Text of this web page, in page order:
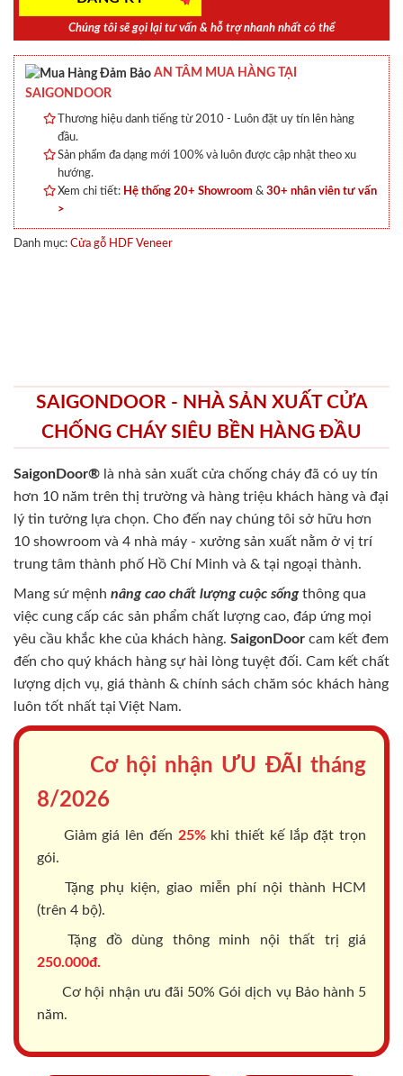
Chúng tôi sẽ gọi lại tư vấn & hỗ trợ nhanh nhất có thể
AN TÂM MUA HÀNG TẠI
SAIGONDOOR
Thương hiệu danh tiếng từ 2010 - Luôn đặt uy tín lên hàng
đầu.
Sản phẩm đa dạng mới 100% và luôn được cập nhật theo xu
hướng.
Xem chi tiết: Hệ thống 20+ Showroom & 30+ nhân viên tư vấn
>
Danh mục: Cửa gỗ HDF Veneer
SAIGONDOOR - NHÀ SẢN XUẤT CỬA
CHỐNG CHÁY SIÊU BỀN HÀNG ĐẦU
SaigonDoor® là nhà sản xuất cửa chống cháy đã có uy tín
hơn 10 năm trên thị trường và hàng triệu khách hàng và đại
lý tin tưởng lựa chọn. Cho đến nay chúng tôi sở hữu hơn
10 showroom và 4 nhà máy - xưởng sản xuất nằm ở vị trí
trung tâm thành phố Hồ Chí Minh và & tại ngoại thành.
Mang sứ mệnh nâng cao chất lượng cuộc sốngthông qua
việc cung cấp các sản phẩm chất lượng cao, đáp ứng mọi
yêu cầu khắc khe của khách hàng. SaigonDoor cam kết đem
đến cho quý khách hàng sự hài lòng tuyệt đối. Cam kết chất
lượng dịch vụ, giá thành & chính sách chăm sóc khách hàng
luôn tốt nhất tại Việt Nam.
Cơ hội nhận ƯU ĐÃI tháng
8/2026
Giảm giá lên đến 25%khi thiết kế lắp đặt trọn
gói.
Tặng phụ kiện, giao miễn phí nội thành HCM
(trên 4 bộ).
Tặng đồ dùng thông minh nội thất trị giá
250.000đ.
Cơ hội nhận ưu đãi 50% Gói dịch vụ Bảo hành 5
năm.